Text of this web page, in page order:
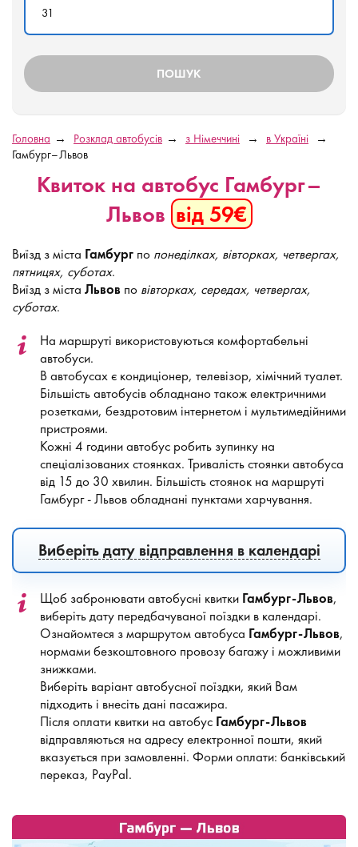
31
Головна Розклад автобусів з Німеччині
в Україні
Гамбург–Львов
Квиток на автобус Гамбург–
Львов від 59€
Виїзд з міста Гамбург по понеділках, вівторках, четвергах,
пятницях, суботах.
Виїзд з міста Львов по вівторках, середах, четвергах,
суботах.
На маршруті використовуються комфортабельні
автобуси.
В автобусах є кондиціонер, телевізор, хімічний туалет.
Більшість автобусів обладнано також електричними
розетками, бездротовим інтернетом і мультимедійними
пристроями.
Кожні 4 години автобус робить зупинку на
спеціалізованих стоянках. Тривалість стоянки автобуса
від 15 до 30 хвилин. Більшість стоянок на маршруті
Гамбург - Львов обладнані пунктами харчування.
Виберіть дату відправлення в календарі
Щоб забронювати автобусні квитки Гамбург-Львов,
виберіть дату передбачуваної поїздки в календарі.
Ознайомтеся з маршрутом автобуса Гамбург-Львов,
нормами безкоштовного провозу багажу і можливими
знижками.
Виберіть варіант автобусної поїздки, який Вам
підходить і внесіть дані пасажира.
Після оплати квитки на автобус Гамбург-Львов
відправляються на адресу електронної пошти, який
вказується при замовленні. Форми оплати: банківський
переказ, PayPal.